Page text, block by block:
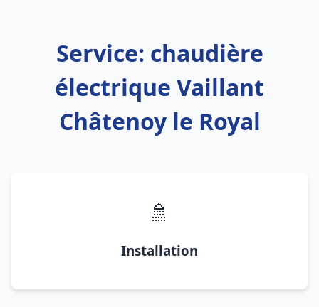
Service: chaudière
électrique Vaillant
Châtenoy le Royal
🚿
Installation